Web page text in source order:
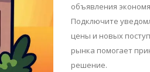
объявления
Подключите
цены и новых
рынка помогает
решение.